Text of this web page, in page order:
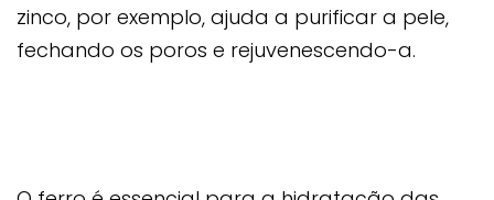
zinco, por exemplo, ajuda a purificar a pele,
fechando os poros e rejuvenescendo-a.